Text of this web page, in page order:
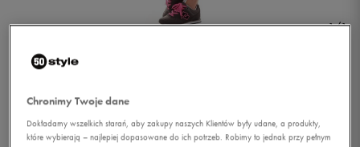
1/1
LOTTO SPODNIE PALM
Chronimy Twoje dane
Dokładamy wszelkich starań, aby zakupy naszych Klientów były udane, a produkty,
które wybierają – najlepiej dopasowane do ich potrzeb. Robimy to jednak przy pełnym